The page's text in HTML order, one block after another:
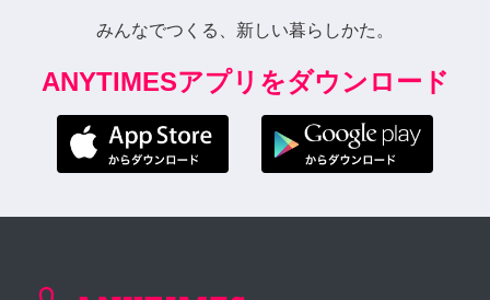
みんなでつくる、新しい暮らしかた。
ANYTIMESアプリをダウンロード